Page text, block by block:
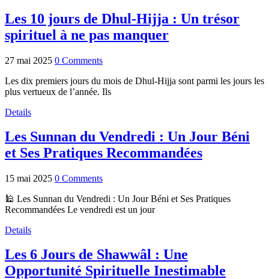
Les 10 jours de Dhul-Hijja : Un trésor
spirituel à ne pas manquer
27 mai 2025 0 Comments
Les dix premiers jours du mois de Dhul-Hijja sont parmi les jours les
plus vertueux de l’année. Ils
Details
Les Sunnan du Vendredi : Un Jour Béni
et Ses Pratiques Recommandées
15 mai 2025 0 Comments
🕌 Les Sunnan du Vendredi : Un Jour Béni et Ses Pratiques
Recommandées Le vendredi est un jour
Details
Les 6 Jours de Shawwâl : Une
Opportunité Spirituelle Inestimable